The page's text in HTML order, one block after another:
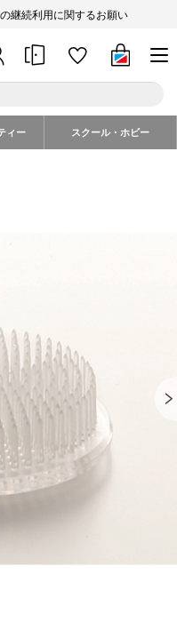
継続利用に関するお願い
ィー スクール・ホビー